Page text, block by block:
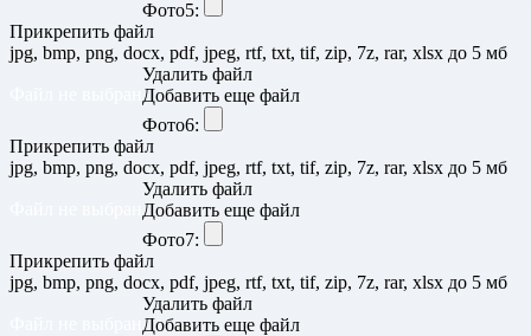
Фото5:
Прикрепить файл
jpg, bmp, png, docx, pdf, jpeg, rtf, txt, tif, zip, 7z, rar, xlsx до 5 мб
Удалить файл
Добавить еще файл
Фото6:
Прикрепить файл
jpg, bmp, png, docx, pdf, jpeg, rtf, txt, tif, zip, 7z, rar, xlsx до 5 мб
Удалить файл
Добавить еще файл
Фото7:
Прикрепить файл
jpg, bmp, png, docx, pdf, jpeg, rtf, txt, tif, zip, 7z, rar, xlsx до 5 мб
Удалить файл
Добавить еще файл